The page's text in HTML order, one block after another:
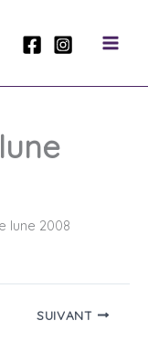
lune 2008
SUIVANT